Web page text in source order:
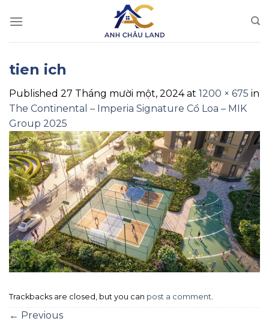
tien ich
Published 27 Tháng mười một, 2024at 1200 × 675 in
The Continental – Imperia Signature Cổ Loa – MIK
Group 2025
Trackbacks are closed, but you can post a comment
← Previous